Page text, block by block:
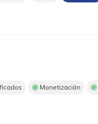
Monetización